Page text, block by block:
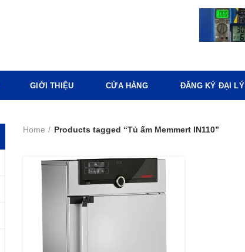
GIỚI THIỆU CỬA HÀNG ĐĂNG KÝ ĐẠI LÝ
Home Products tagged “Tủ ấm Memmert IN110”